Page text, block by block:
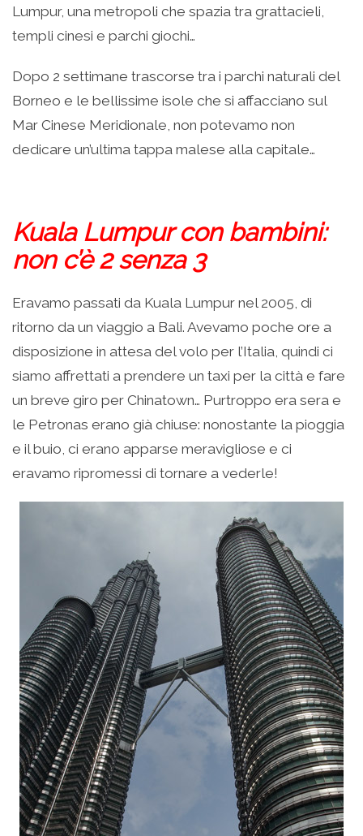
una
nuova
finestra)
in
una
nuova
finestra)
in
una
nuova
finestra)
in
una
nuova
finestra)
nuova
finestra)
Lumpur, una metropoli che spazia tra grattacieli,
templi cinesi e parchi giochi…
Dopo 2 settimane trascorse tra i parchi naturali del
Borneo e le bellissime isole che si affacciano sul
Mar Cinese Meridionale, non potevamo non
dedicare un’ultima tappa malese alla capitale…
Kuala Lumpur con bambini:
non c’è 2 senza 3
Eravamo passati da Kuala Lumpur nel 2005, di
ritorno da un viaggio a Bali. Avevamo poche ore a
disposizione in attesa del volo per l’Italia, quindi ci
siamo affrettati a prendere un taxi per la città e fare
un breve giro per Chinatown… Purtroppo era sera e
le Petronas erano già chiuse: nonostante la pioggia
e il buio, ci erano apparse meravigliose e ci
eravamo ripromessi di tornare a vederle!